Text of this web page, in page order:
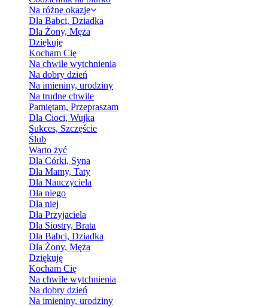
Na różne okazje
Dla Babci, Dziadka
Dla Żony, Męża
Dziękuję
Kocham Cię
Na chwile wytchnienia
Na dobry dzień
Na imieniny, urodziny
Na trudne chwile
Pamiętam, Przepraszam
Dla Cioci, Wujka
Sukces, Szczęście
Ślub
Warto żyć
Dla Córki, Syna
Dla Mamy, Taty
Dla Nauczyciela
Dla niego
Dla niej
Dla Przyjaciela
Dla Siostry, Brata
Dla Babci, Dziadka
Dla Żony, Męża
Dziękuję
Kocham Cię
Na chwile wytchnienia
Na dobry dzień
Na imieniny, urodziny